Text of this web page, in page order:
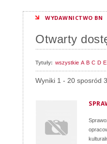
WYDAWNICTWO BN
Otwarty
Tytuły: wszystkie A B C D E
Wyniki 1 - 20 sposród